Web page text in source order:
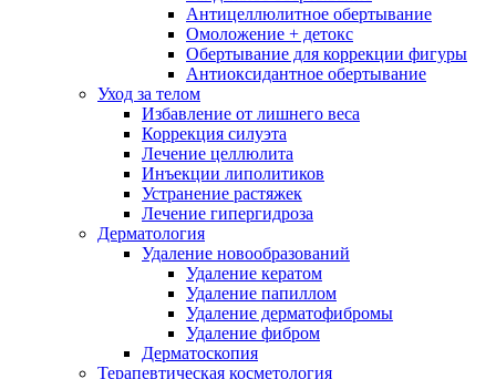
Антицеллюлитное обертывание
Омоложение + детокс
Обертывание для коррекции фигуры
Антиоксидантное обертывание
Уход за телом
Избавление от лишнего веса
Коррекция силуэта
Лечение целлюлита
Инъекции липолитиков
Устранение растяжек
Лечение гипергидроза
Дерматология
Удаление новообразований
Удаление кератом
Удаление папиллом
Удаление дерматофибромы
Удаление фибром
Дерматоскопия
Терапевтическая косметология